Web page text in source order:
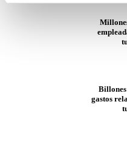
Billones
gastos